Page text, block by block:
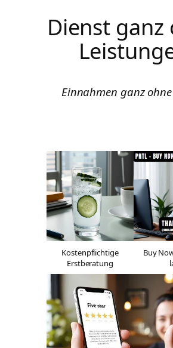
Dienst ganz
Einnahmen ganz
Kostenpflichtige
Erstberatung
Buy